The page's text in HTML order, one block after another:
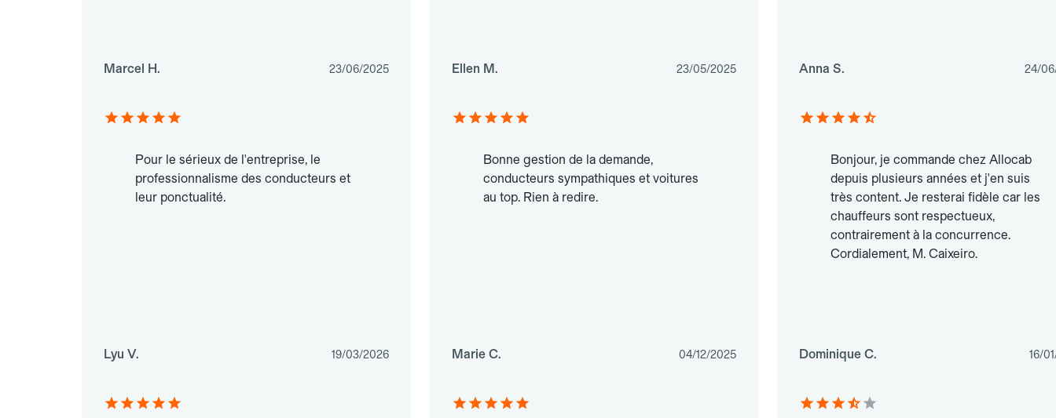
Marcel H. 23/06/2025 Ellen M. 23/05/2025 Anna S. 24/
Pour le sérieux de l'entreprise, le
professionnalisme des conducteurs et
leur ponctualité.
Lyu V. 19/03/2026
Bonne gestion de la demande,
conducteurs sympathiques et voitures
au top. Rien à redire.
Marie C. 04/12/2025
Bonjour, je commande chez Allocab
depuis plusieurs années et j'en suis
très content. Je resterai fidèle car les
chauffeurs sont respectueux,
contrairement à la concurrence.
Cordialement, M. Caixeiro.
Dominique C. 16/